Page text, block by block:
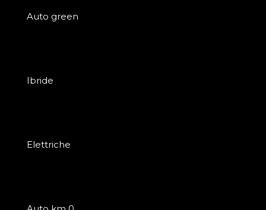
Auto green
Ibride
Elettriche